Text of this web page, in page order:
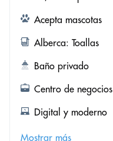
Acepta mascotas
Alberca: Toallas
Baño privado
Centro de negocios
Digital y moderno
Mostrar más